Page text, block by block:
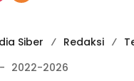
Siber Redaksi
- 2022-2026